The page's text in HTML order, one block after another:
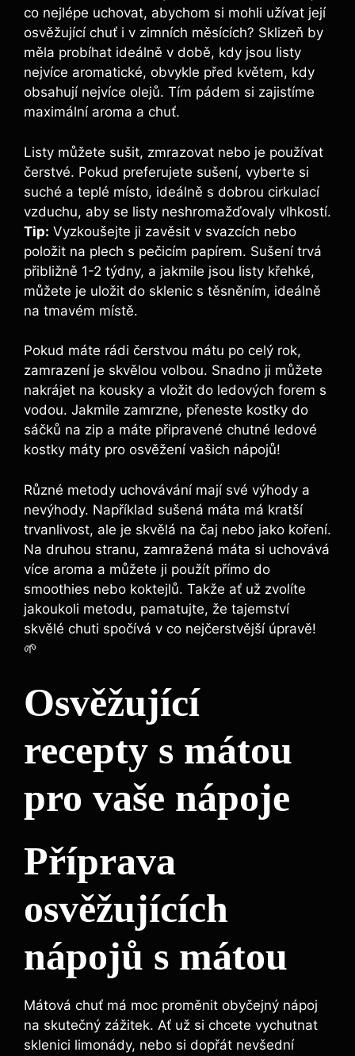
co nejlépe uchovat, abychom si mohli užívat její
osvěžující chuť i v zimních měsících? Sklizeň by
měla probíhat ideálně v době, kdy jsou listy
nejvíce aromatické, obvykle před květem, kdy
obsahují nejvíce olejů. Tím pádem si zajistíme
maximální aroma a chuť.
Listy můžete sušit, zmrazovat nebo je používat
čerstvé. Pokud preferujete sušení, vyberte si
suché a teplé místo, ideálně s dobrou cirkulací
vzduchu, aby se listy neshromažďovaly vlhkostí.
Tip: Vyzkoušejte ji zavěsit v svazcích nebo
položit na plech s pečicím papírem. Sušení trvá
přibližně 1-2 týdny, a jakmile jsou listy křehké,
můžete je uložit do sklenic s těsněním, ideálně
na tmavém místě.
Pokud máte rádi čerstvou mátu po celý rok,
zamrazení je skvělou volbou. Snadno ji můžete
nakrájet na kousky a vložit do ledových forem s
vodou. Jakmile zamrzne, přeneste kostky do
sáčků na zip a máte připravené chutné ledové
kostky máty pro osvěžení vašich nápojů!
Různé metody uchovávání mají své výhody a
nevýhody. Například sušená máta má kratší
trvanlivost, ale je skvělá na čaj nebo jako koření.
Na druhou stranu, zamražená máta si uchovává
více aroma a můžete ji použít přímo do
smoothies nebo koktejlů. Takže ať už zvolíte
jakoukoli metodu, pamatujte, že tajemství
skvělé chuti spočívá v co nejčerstvější úpravě!
🌱
Osvěžující
recepty s mátou
pro vaše nápoje
Příprava
osvěžujících
nápojů s mátou
Mátová chuť má moc proměnit obyčejný nápoj
na skutečný zážitek. Ať už si chcete vychutnat
sklenici limonády, nebo si dopřát nevšední